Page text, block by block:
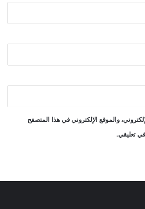
والموقع الإلكتروني في هذا المتصفح
في تعليقي.